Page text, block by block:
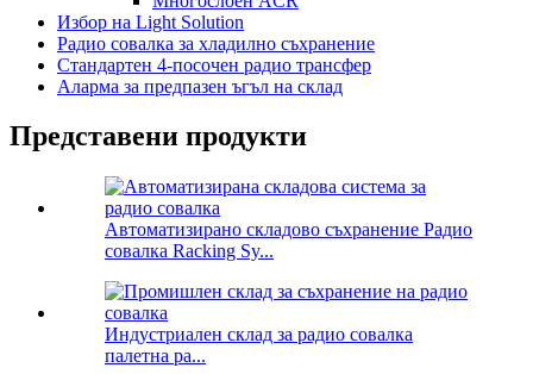
Избор на Light Solution
Радио совалка за хладилно съхранение
Стандартен 4-посочен радио трансфер
Аларма за предпазен ъгъл на склад
Представени продукти
Автоматизирано складово съхранение Радио
совалка Racking Sy...
Индустриален склад за радио совалка
палетна ра...